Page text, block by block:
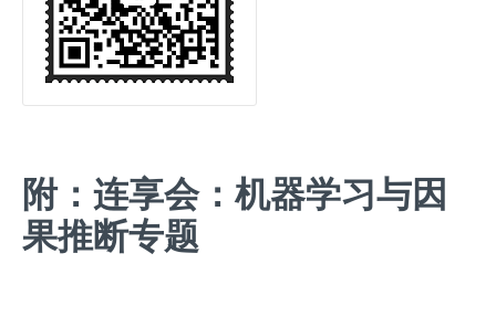
附：连享会：机器学习与因
果推断专题